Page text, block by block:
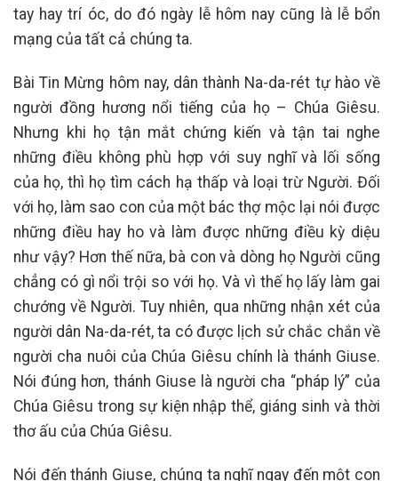
tay hay trí óc, do đó ngày lễ hôm nay cũng là lễ bổn
mạng của tất cả chúng ta.
Bài Tin Mừng hôm nay, dân thành Na-da-rét tự hào về
người đồng hương nổi tiếng của họ – Chúa Giêsu.
Nhưng khi họ tận mắt chứng kiến và tận tai nghe
những điều không phù hợp với suy nghĩ và lối sống
của họ, thì họ tìm cách hạ thấp và loại trừ Người. Đối
với họ, làm sao con của một bác thợ mộc lại nói được
những điều hay ho và làm được những điều kỳ diệu
như vậy? Hơn thế nữa, bà con và dòng họ Người cũng
chẳng có gì nổi trội so với họ. Và vì thế họ lấy làm gai
chướng về Người. Tuy nhiên, qua những nhận xét của
người dân Na-da-rét, ta có được lịch sử chắc chắn về
người cha nuôi của Chúa Giêsu chính là thánh Giuse.
Nói đúng hơn, thánh Giuse là người cha “pháp lý” của
Chúa Giêsu trong sự kiện nhập thể, giáng sinh và thời
thơ ấu của Chúa Giêsu.
Nói đến thánh Giuse, chúng ta nghĩ ngay đến một con